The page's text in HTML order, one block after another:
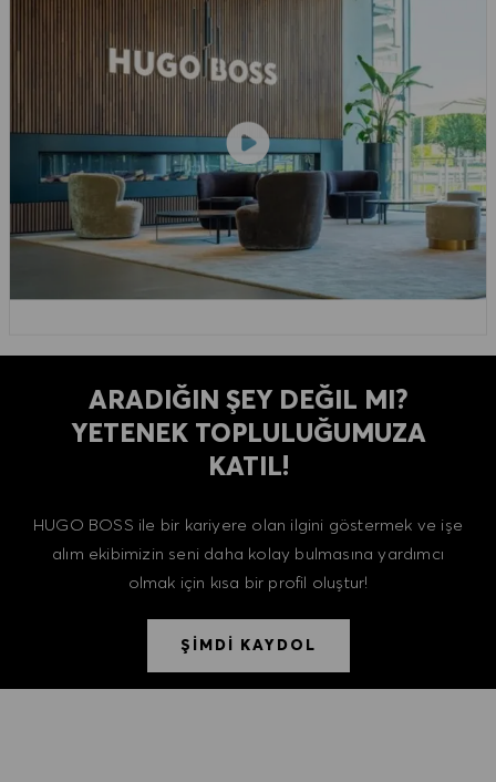
ARADIĞIN ŞEY DEĞIL MI?
YETENEK TOPLULUĞUMUZA
KATIL!
HUGO BOSS ile bir kariyere olan ilgini göstermek ve işe
alım ekibimizin seni daha kolay bulmasına yardımcı
olmak için kısa bir profil oluştur!
ŞİMDİ KAYDOL